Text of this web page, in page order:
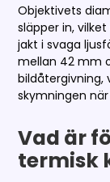
Objektivets
släpper in,
jakt i svaga
mellan 42 mm
bildåtergivning,
skymningen
Vad är
termisk